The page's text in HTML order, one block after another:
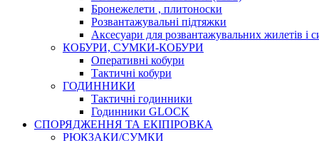
Бронежелети , плитоноски
Розвантажувальні підтяжки
Аксесуари для розвантажувальних жилетів і
КОБУРИ, СУМКИ-КОБУРИ
Оперативні кобури
Тактичні кобури
ГОДИННИКИ
Тактичні годинники
Годинники GLOCK
СПОРЯДЖЕННЯ ТА ЕКІПІРОВКА
РЮКЗАКИ/СУМКИ